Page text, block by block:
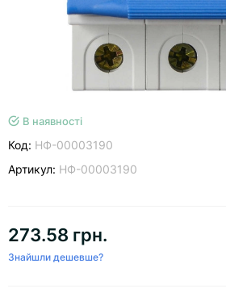
В наявності
Код: НФ-00003190
Артикул: НФ-00003190
273.58 грн.
Знайшли дешевше?